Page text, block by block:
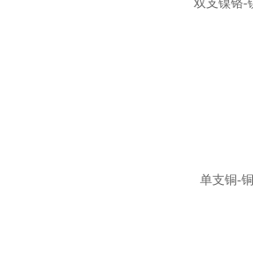
双支镍铬-
单支铜-